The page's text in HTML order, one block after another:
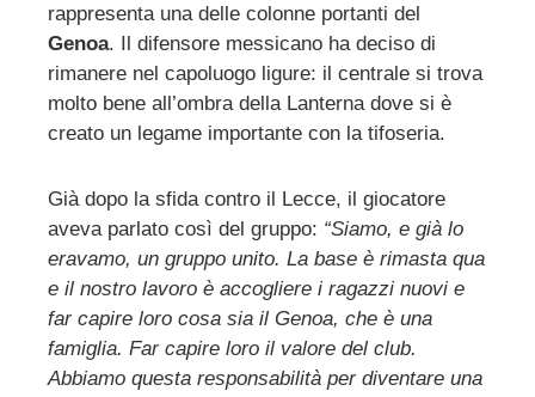
rappresenta una delle colonne portanti del
Genoa. Il difensore messicano ha deciso di
rimanere nel capoluogo ligure: il centrale si trova
molto bene all’ombra della Lanterna dove si è
creato un legame importante con la tifoseria.
Già dopo la sfida contro il Lecce, il giocatore
aveva parlato così del gruppo: “Siamo, e già lo
eravamo, un gruppo unito. La base è rimasta qua
e il nostro lavoro è accogliere i ragazzi nuovi e
far capire loro cosa sia il Genoa, che è una
famiglia. Far capire loro il valore del club.
Abbiamo questa responsabilità per diventare una